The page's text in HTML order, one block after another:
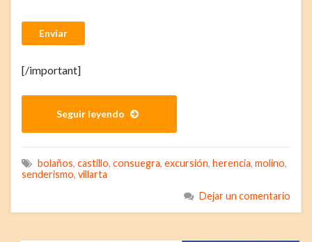
Enviar
[/important]
Seguir leyendo
bolaños, castillo, consuegra, excursión, herencia, molino,
senderismo, villarta
Dejar un comentario